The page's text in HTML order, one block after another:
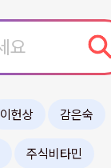
이헌상 감은숙
주식비타민